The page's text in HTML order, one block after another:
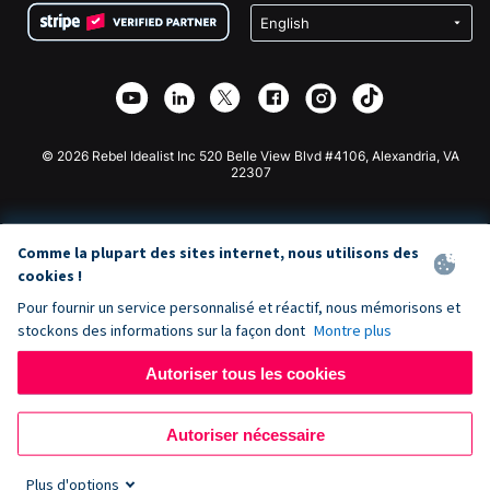
Confidentialité
Partenariat d'affiliation
Bibliothèque
Collecte de fonds caritative
Plugin de don Wix
Application de don Webflow
Don Joomla
© 2026 Rebel Idealist Inc 520 Belle View Blvd #4106, Alexandria, VA
22307
Comme la plupart des sites internet, nous utilisons des
cookies !
Pour fournir un service personnalisé et réactif, nous mémorisons et
stockons des informations sur la façon dont Montre plus
Autoriser tous les cookies
Autoriser nécessaire
Plus d'options